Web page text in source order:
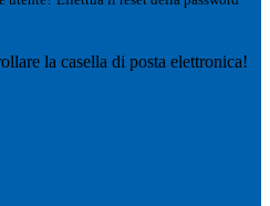
la casella di posta elettronica!